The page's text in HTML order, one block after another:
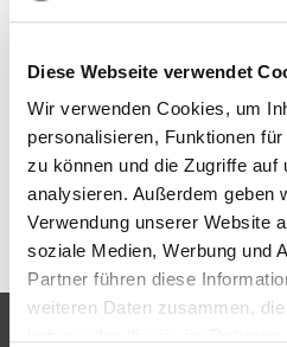
Diese Webseite verwendet
Wir verwenden Cookies, um
personalisieren, Funktionen
zu können und die Zugriffe auf
analysieren. Außerdem geben
Verwendung unserer Website
soziale Medien, Werbung und
Partner führen diese
weiteren Daten zusammen,
AbSamstag (17.04.2021)
leider kein Jugendsport
machen. Vielen Dank für
Tags: Jugendsport